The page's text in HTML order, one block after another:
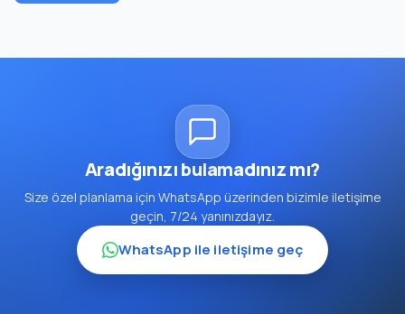
Aradığınızı bulamadınız mı?
Size özel planlama için WhatsApp üzerinden bizimle iletişime
geçin, 7/24 yanınızdayız.
WhatsApp ile iletişime geç